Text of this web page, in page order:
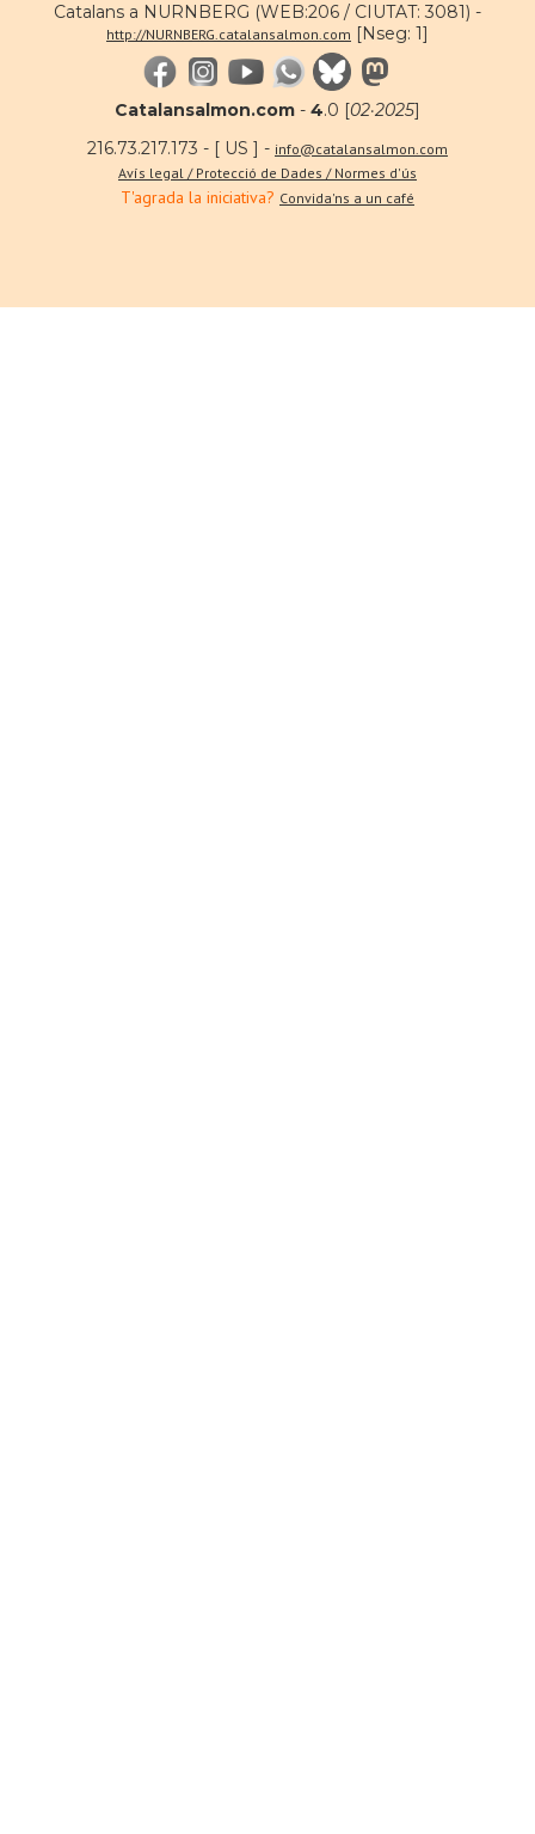
Catalans a NURNBERG (WEB:206 / CIUTAT: 3081) -
http://NURNBERG.catalansalmon.com [Nseg: 1]
Catalansalmon.com - 4.0 [02·2025]
216.73.217.173 - [ US ] - info@catalansalmon.com
Avís legal / Protecció de Dades / Normes d'ús
T'agrada la iniciativa? Convida'ns a un café